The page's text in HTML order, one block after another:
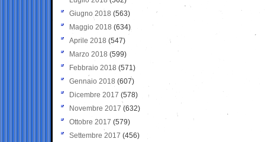
Giugno 2018 (563)
Maggio 2018 (634)
Aprile 2018 (547)
Marzo 2018 (599)
Febbraio 2018 (571)
Gennaio 2018 (607)
Dicembre 2017 (578)
Novembre 2017 (632)
Ottobre 2017 (579)
Settembre 2017 (456)